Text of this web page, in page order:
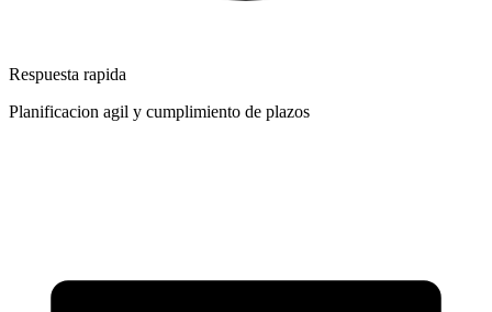
Respuesta rapida
Planificacion agil y cumplimiento de plazos